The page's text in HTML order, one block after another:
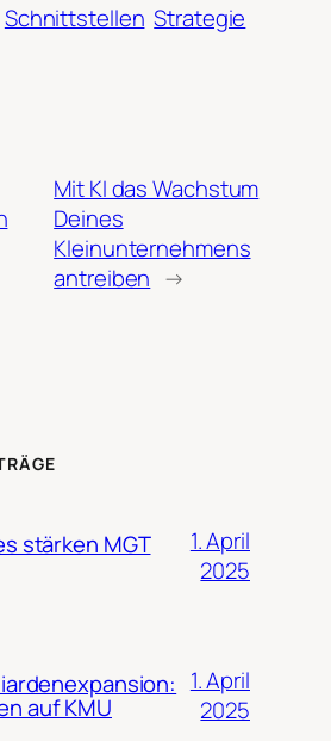
Schnittstellen Strategie
Mit KI das Wachstum
Deines
Kleinunternehmens
antreiben →
stärken MGT
1. April
2025
auf KMU
1. April
2025